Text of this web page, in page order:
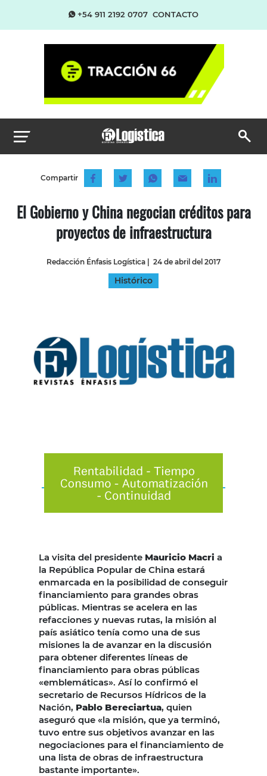
+54 911 2192 0707 CONTACTO
Compartir
El Gobierno y China negocian créditos para
proyectos de infraestructura
Redacción Énfasis Logística | 24 de abril del 2017
Histórico
La visita del presidente Mauricio Macri a
la República Popular de China estará
enmarcada en la posibilidad de conseguir
financiamiento para grandes obras
públicas. Mientras se acelera en las
refacciones y nuevas rutas, la misión al
país asiático tenía como una de sus
misiones la de avanzar en la discusión
para obtener diferentes líneas de
financiamiento para obras públicas
«emblemáticas». Así lo confirmó el
secretario de Recursos Hídricos de la
Nación, Pablo Bereciartua, quien
aseguró que «la misión, que ya terminó,
tuvo entre sus objetivos avanzar en las
negociaciones para el financiamiento de
una lista de obras de infraestructura
bastante importante».